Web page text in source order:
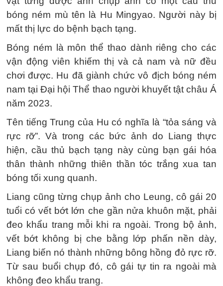
bóng ném mù tên là Hu Mingyao. Người này bị
mất thị lực do bệnh bạch tạng.
Bóng ném là môn thể thao dành riêng cho các
vận động viên khiếm thị và cả nam và nữ đều
chơi được. Hu đã giành chức vô địch bóng ném
nam tại Đại hội Thể thao người khuyết tật châu Á
năm 2023.
Tên tiếng Trung của Hu có nghĩa là “tỏa sáng và
rực rỡ”. Và trong các bức ảnh do Liang thực
hiện, cầu thủ bạch tạng này cùng bạn gái hóa
thân thành những thiên thần tóc trắng xua tan
bóng tối xung quanh.
Liang cũng từng chụp ảnh cho Leung, cô gái 20
tuổi có vết bớt lớn che gần nửa khuôn mặt, phải
đeo khẩu trang mỗi khi ra ngoài. Trong bộ ảnh,
vết bớt không bị che bằng lớp phấn nền dày,
Liang biến nó thành những bông hồng đỏ rực rỡ.
Từ sau buổi chụp đó, cô gái tự tin ra ngoài mà
không đeo khẩu trang.